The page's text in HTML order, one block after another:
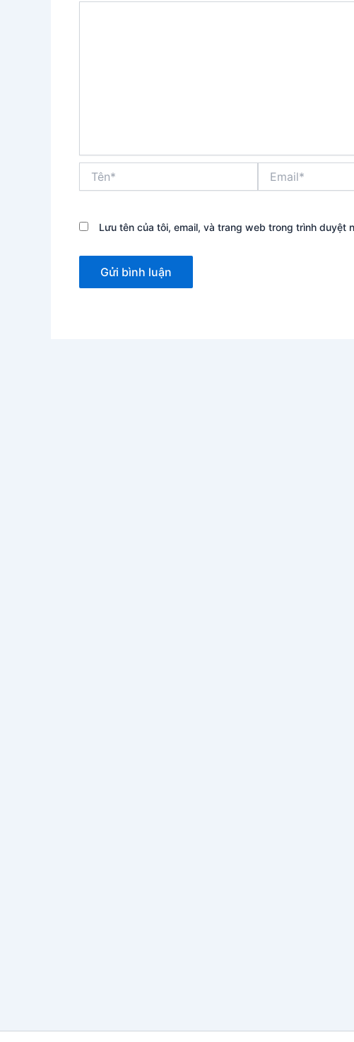
Lưu tên của tôi, email, và trang web trong trình duyệt